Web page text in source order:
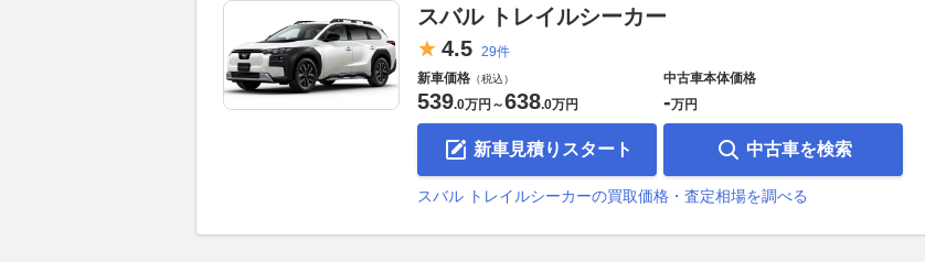
スバル トレイルシーカー
4.5 29件
新車価格 （税込）
539.0万円 ～638.0万円
新車見積りスタート
中古車本体価格
-万円
中古車を検索
スバル トレイルシーカーの買取価格・査定相場を調べる